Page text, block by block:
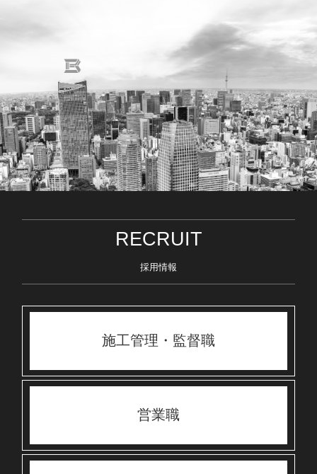
RECRUIT
採用情報
施工管理・監督職
営業職